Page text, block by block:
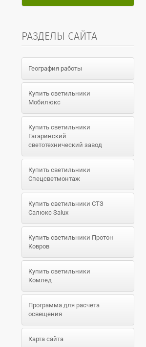
РАЗДЕЛЫ САЙТА
География работы
Купить светильники
Мобилюкс
Купить светильники
Гагаринский
светотехнический завод
Купить светильники
Спецсветмонтаж
Купить светильники СТЗ
Салюкс Salux
Купить светильники Протон
Ковров
Купить светильники
Комлед
Программа для расчета
освещения
Карта сайта